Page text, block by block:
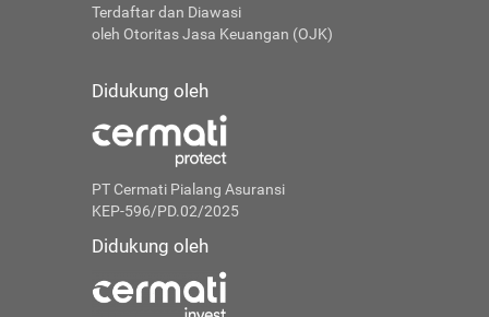
Terdaftar dan Diawasi
oleh Otoritas Jasa Keuangan (OJK)
Didukung oleh
PT Cermati Pialang Asuransi
KEP-596/PD.02/2025
Didukung oleh